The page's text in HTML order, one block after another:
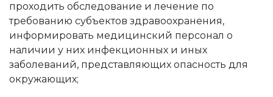
проходить обследование и лечение по
требованию субъектов здравоохранения,
информировать медицинский персонал о
наличии у них инфекционных и иных
заболеваний, представляющих опасность для
окружающих;